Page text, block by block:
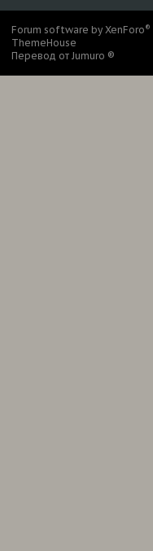
Forum software by XenForo®
ThemeHouse
Перевод от Jumuro ®